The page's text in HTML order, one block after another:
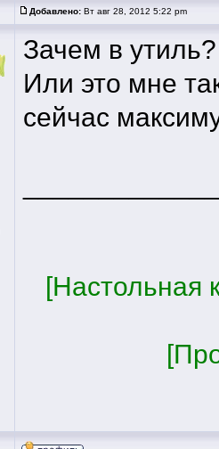
Добавлено: Вт авг 28, 2012 5:22 pm
Зачем в
Или это мне
сейчас
[Настольная